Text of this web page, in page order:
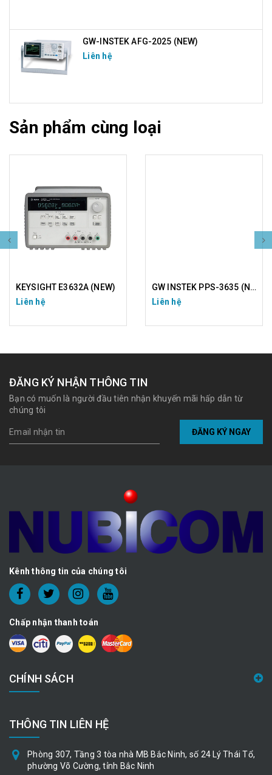
GW-INSTEK AFG-2025 (NEW)
Liên hệ
Sản phẩm cùng loại
KEYSIGHT E3632A (NEW)
Liên hệ
GW INSTEK PPS-3635 (NEW)
Liên hệ
ĐĂNG KÝ NHẬN THÔNG TIN
Bạn có muốn là người đầu tiên nhận khuyến mãi hấp dẫn từ
chúng tôi
ĐĂNG KÝ NGAY
Kênh thông tin của chúng tôi
Chấp nhận thanh toán
CHÍNH SÁCH
THÔNG TIN LIÊN HỆ
Phòng 307, Tầng 3 tòa nhà MB Bắc Ninh, số 24 Lý Thái Tổ,
phường Võ Cường, tỉnh Bắc Ninh